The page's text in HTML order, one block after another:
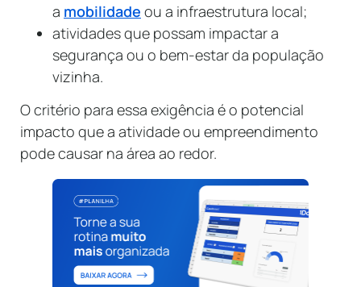
a mobilidade ou a infraestrutura local;
atividades que possam impactar a
segurança ou o bem-estar da população
vizinha.
O critério para essa exigência é o potencial
impacto que a atividade ou empreendimento
pode causar na área ao redor.